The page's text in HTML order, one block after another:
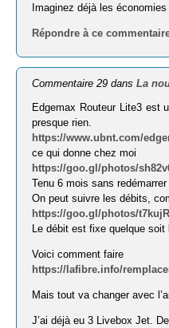
Imaginez déjà les
Répondre à ce
Commentaire 29 dansLa
Edgemax Routeur Lite3 est
presque rien.
https://www.ubnt.com/
ce qui donne chez moi
https://goo.gl/photos/
Tenu 6 mois sans
On peut suivre les débits,
https://goo.gl/photos/
Le débit est fixe quelque
Voici comment faire
https://lafibre.info/
Mais tout va changer avec
J’ai déjà eu 3 Livebox Jet.